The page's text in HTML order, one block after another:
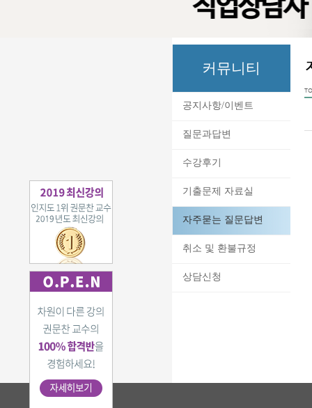
커뮤니티
공지사항/이벤트
질문과답변
수강후기
기출문제 자료실
자주묻는 질문답변
취소 및 환불규정
상담신청